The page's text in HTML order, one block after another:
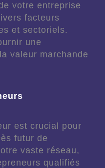
votre entreprise
facteurs
et sectoriels.
une
valeur marchande
est crucial pour
futur de
vaste réseau,
qualifiés